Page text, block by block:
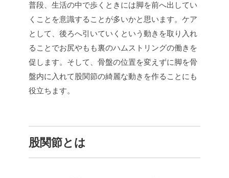
普段、生活の中で歩くときには脚を前へ出してい
くことを意識することが多いかと思います。ケア
として、後ろへ引いていくという動きを取り入れ
ることでお尻やもも裏のハムストリングの働きを
促します。そして、骨盤の位置を変えずに脚を骨
盤内に入れて股関節の綺麗な動きを作ることにも
役立ちます。
股関節とは